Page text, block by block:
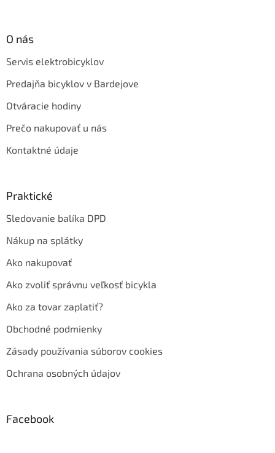
O nás
Servis elektrobicyklov
Predajňa bicyklov v Bardejove
Otváracie hodiny
Prečo nakupovať u nás
Kontaktné údaje
Praktické
Sledovanie balíka DPD
Nákup na splátky
Ako nakupovať
Ako zvoliť správnu veľkosť bicykla
Ako za tovar zaplatiť?
Obchodné podmienky
Zásady používania súborov cookies
Ochrana osobných údajov
Facebook